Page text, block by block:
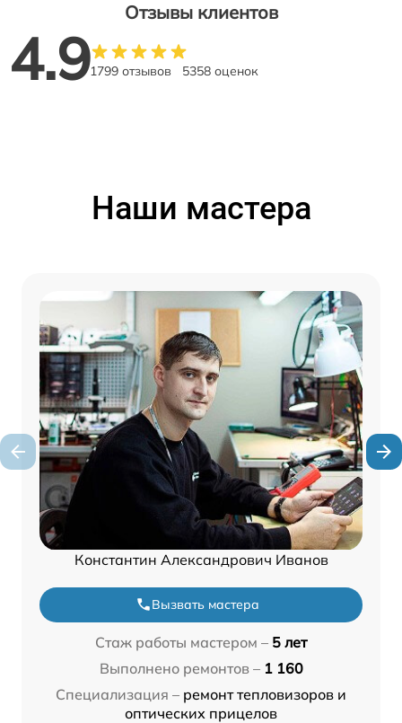
Отзывы клиентов
4.91799 отзывов 5358 оценок
Наши мастера
Константин Александрович Иванов
Вызвать мастера
Стаж работы мастером – 5 лет
Выполнено ремонтов – 1 160
Специализация – ремонт тепловизоров и
оптических прицелов